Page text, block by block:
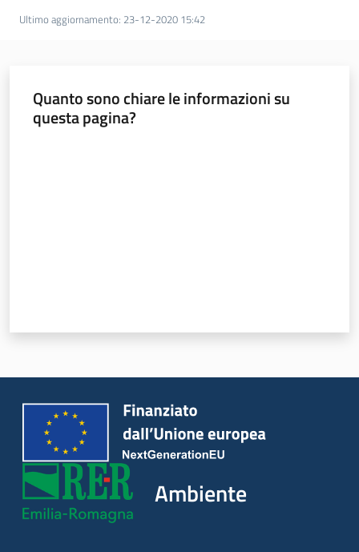
Ultimo aggiornamento: 23-12-2020 15:42
Quanto sono chiare le informazioni su
questa pagina?
Ambiente